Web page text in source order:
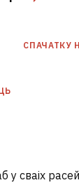
СПАЧАТКУ
сваіх